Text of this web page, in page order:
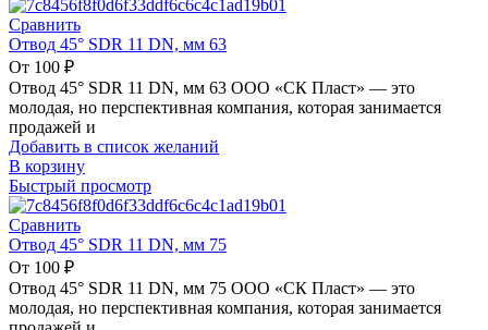
Сравнить
Отвод 45° SDR 11 DN, мм 63
От 100 ₽
Отвод 45° SDR 11 DN, мм 63 ООО «СК Пласт» — это
молодая, но перспективная компания, которая занимается
продажей и
Добавить в список желаний
В корзину
Быстрый просмотр
Сравнить
Отвод 45° SDR 11 DN, мм 75
От 100 ₽
Отвод 45° SDR 11 DN, мм 75 ООО «СК Пласт» — это
молодая, но перспективная компания, которая занимается